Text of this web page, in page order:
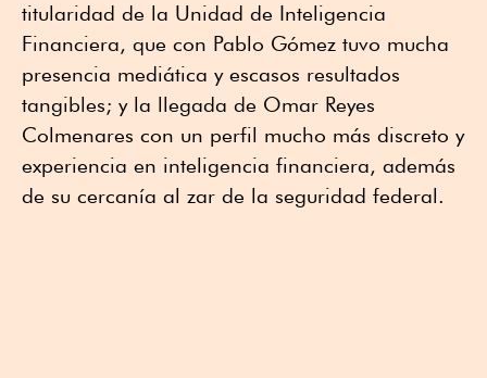
titularidad de la Unidad de Inteligencia
Financiera, que con Pablo Gómez tuvo mucha
presencia mediática y escasos resultados
tangibles; y la llegada de Omar Reyes
Colmenares con un perfil mucho más discreto y
experiencia en inteligencia financiera, además
de su cercanía al zar de la seguridad federal.